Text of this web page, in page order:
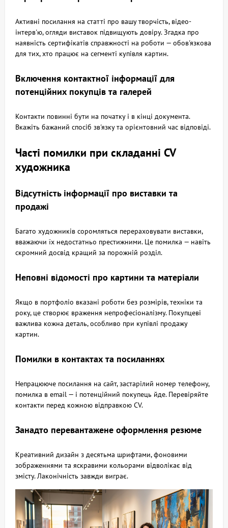
Активні посилання на статті про вашу творчість, відео-
інтерв'ю, огляди виставок підвищують довіру. Згадка про
наявність сертифікатів справжності на роботи — обов'язкова
для тих, хто працює на сегменті купівля картин.
Включення контактної інформації для
потенційних покупців та галерей
Контакти повинні бути на початку і в кінці документа.
Вкажіть бажаний спосіб зв'язку та орієнтовний час відповіді.
Часті помилки при складанні CV
художника
Відсутність інформації про виставки та
продажі
Багато художників соромляться перераховувати виставки,
вважаючи їх недостатньо престижними. Це помилка — навіть
скромний досвід кращий за порожній розділ.
Неповні відомості про картини та матеріали
Якщо в портфоліо вказані роботи без розмірів, техніки та
року, це створює враження непрофесіоналізму. Покупцеві
важлива кожна деталь, особливо при купівлі продажу
картин.
Помилки в контактах та посиланнях
Непрацююче посилання на сайт, застарілий номер телефону,
помилка в email — і потенційний покупець йде. Перевіряйте
контакти перед кожною відправкою CV.
Занадто перевантажене оформлення резюме
Креативний дизайн з десятьма шрифтами, фоновими
зображеннями та яскравими кольорами відволікає від
змісту. Лаконічність завжди виграє.